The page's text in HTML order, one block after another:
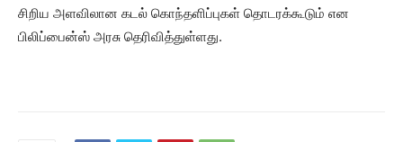
சிறிய அளவிலான கடல் கொந்தளிப்புகள் தொடரக்கூடும் என
பிலிப்பைன்ஸ் அரசு தெரிவித்துள்ளது.